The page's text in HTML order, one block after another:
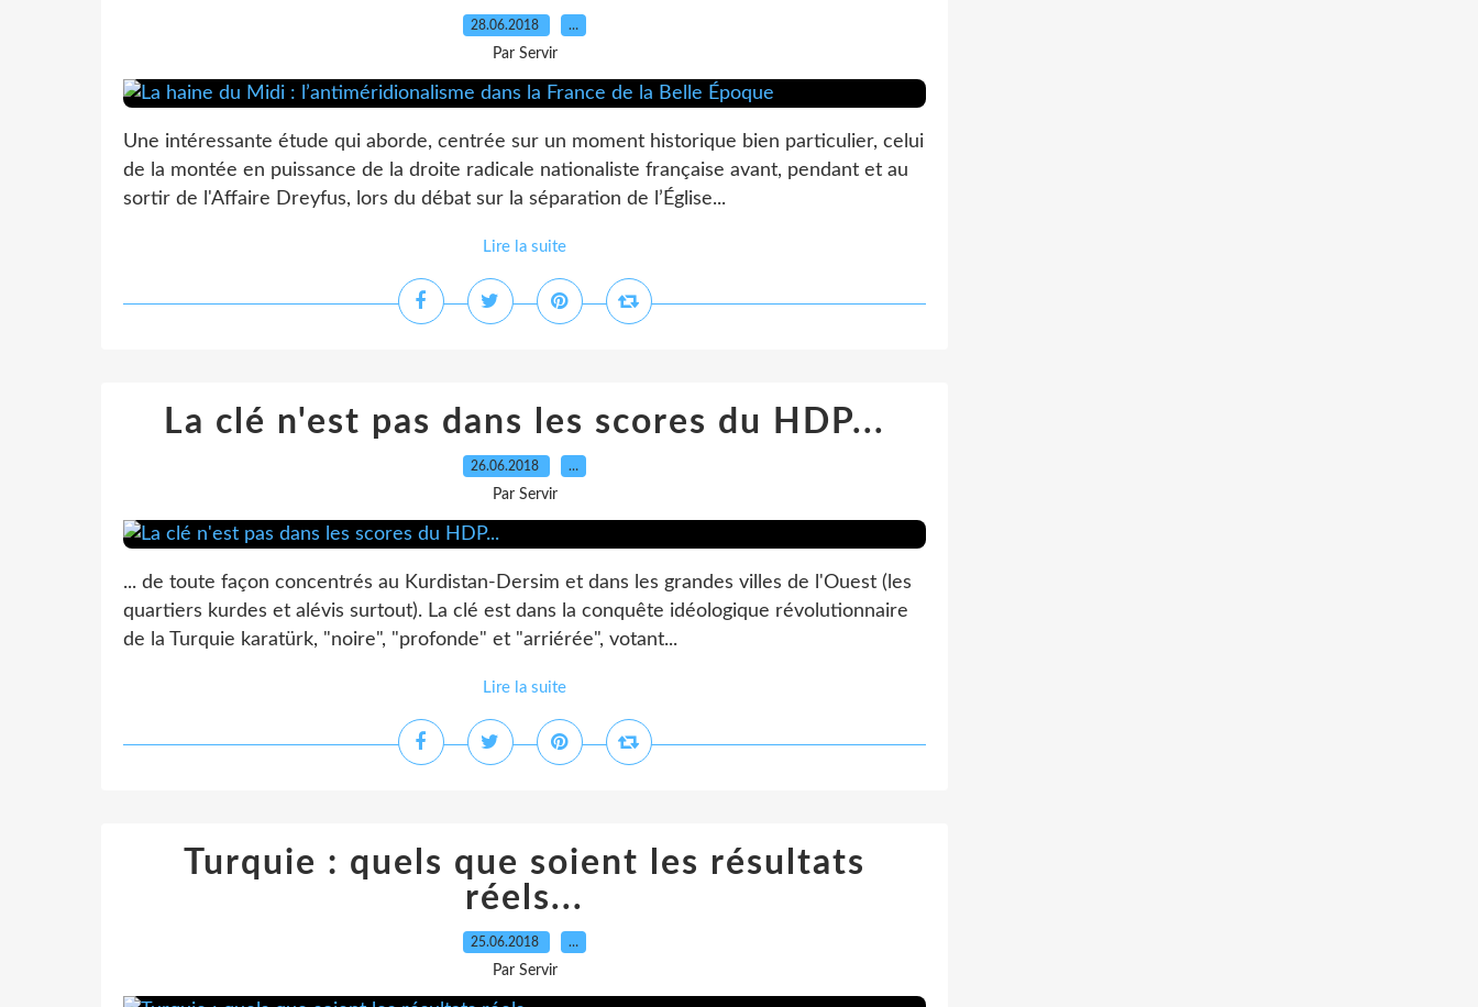
28.06.2018 …
Par Servir
Une intéressante étude qui aborde, centrée sur un moment historique bien particulier, celui
de la montée en puissance de la droite radicale nationaliste française avant, pendant et au
sortir de l'Affaire Dreyfus, lors du débat sur la séparation de l’Église...
Lire la suite
La clé n'est pas dans les scores du HDP...
26.06.2018 …
Par Servir
... de toute façon concentrés au Kurdistan-Dersim et dans les grandes villes de l'Ouest (les
quartiers kurdes et alévis surtout). La clé est dans la conquête idéologique révolutionnaire
de la Turquie karatürk, "noire", "profonde" et "arriérée", votant...
Lire la suite
Turquie : quels que soient les résultats
réels...
25.06.2018 …
Par Servir